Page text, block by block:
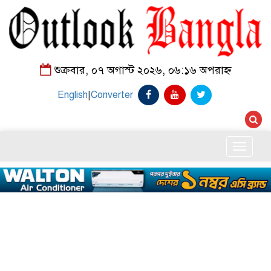
শুক্রবার, ০৭ অগাস্ট ২০২৬, ০৬:১৬ অপরাহ্ন
English|Converter